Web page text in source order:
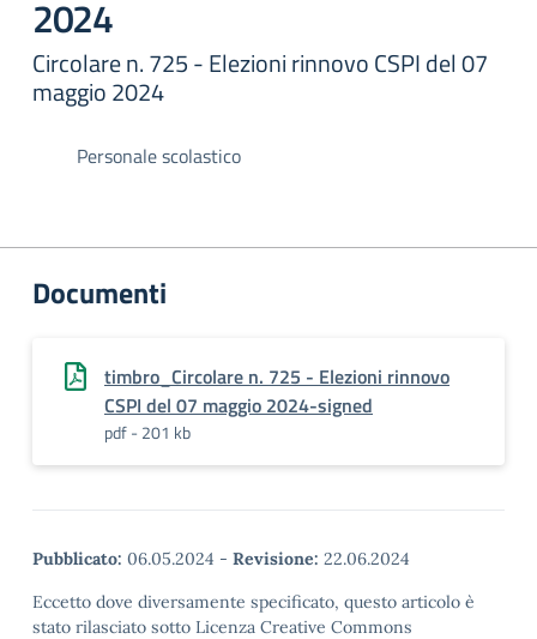
2024
Circolare n. 725 - Elezioni rinnovo CSPI del 07
maggio 2024
Personale scolastico
Documenti
timbro_Circolare n. 725 - Elezioni rinnovo
CSPI del 07 maggio 2024-signed
pdf - 201 kb
Pubblicato: 06.05.2024 - Revisione: 22.06.2024
Eccetto dove diversamente specificato, questo articolo è
stato rilasciato sotto Licenza Creative Commons